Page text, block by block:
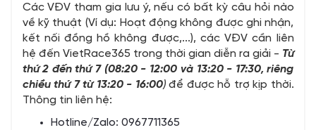
Các VĐV tham gia lưu ý, nếu có bất kỳ câu hỏi nào
về kỹ thuật (Ví dụ: Hoạt động không được ghi nhận,
kết nối đồng hồ không được,...), các VĐV cần liên
hệ đến VietRace365 trong thời gian diễn ra giải - Từ
thứ 2 đến thứ 7 (08:20 - 12:00 và 13:20 - 17:30, riêng
chiều thứ 7 từ 13:20 - 16:00)để được hỗ trợ kịp thời.
Thông tin liên hệ:
Hotline/Zalo: 0967711365